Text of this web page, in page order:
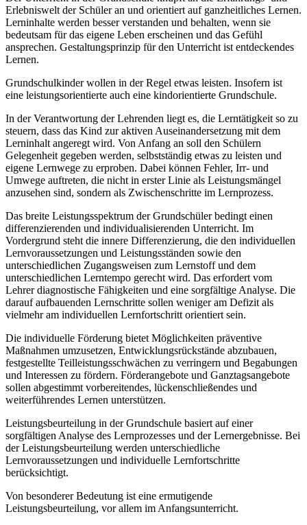
Erlebniswelt der Schüler an und orientiert auf ganzheitliches Lernen.
Lerninhalte werden besser verstanden und behalten, wenn sie
bedeutsam für das eigene Leben erscheinen und das Gefühl
ansprechen. Gestaltungsprinzip für den Unterricht ist entdeckendes
Lernen.
Grundschulkinder wollen in der Regel etwas leisten. Insofern ist
eine leistungsorientierte auch eine kindorientierte Grundschule.
In der Verantwortung der Lehrenden liegt es, die Lerntätigkeit so zu
steuern, dass das Kind zur aktiven Auseinandersetzung mit dem
Lerninhalt angeregt wird. Von Anfang an soll den Schülern
Gelegenheit gegeben werden, selbstständig etwas zu leisten und
eigene Lernwege zu erproben. Dabei können Fehler, Irr- und
Umwege auftreten, die nicht in erster Linie als Leistungsmängel
anzusehen sind, sondern als Zwischenschritte im Lernprozess.
Das breite Leistungsspektrum der Grundschüler bedingt einen
differenzierenden und individualisierenden Unterricht. Im
Vordergrund steht die innere Differenzierung, die den individuellen
Lernvoraussetzungen und Leistungsständen sowie den
unterschiedlichen Zugangsweisen zum Lernstoff und dem
unterschiedlichen Lerntempo gerecht wird. Das erfordert vom
Lehrer diagnostische Fähigkeiten und eine sorgfältige Analyse. Die
darauf aufbauenden Lernschritte sollen weniger am Defizit als
vielmehr am individuellen Lernfortschritt orientiert sein.
Die individuelle Förderung bietet Möglichkeiten präventive
Maßnahmen umzusetzen, Entwicklungsrückstände abzubauen,
festgestellte Teilleistungsschwächen zu verringern und Begabungen
und Interessen zu fördern. Förderangebote und Ganztagsangebote
sollen abgestimmt vorbereitendes, lückenschließendes und
weiterführendes Lernen unterstützen.
Leistungsbeurteilung in der Grundschule basiert auf einer
sorgfältigen Analyse des Lernprozesses und der Lernergebnisse. Bei
der Leistungsbeurteilung werden unterschiedliche
Lernvoraussetzungen und individuelle Lernfortschritte
berücksichtigt.
Von besonderer Bedeutung ist eine ermutigende
Leistungsbeurteilung, vor allem im Anfangsunterricht.